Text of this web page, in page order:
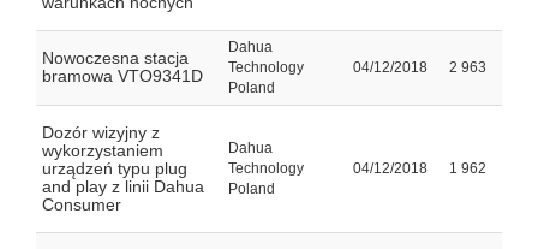
Nowoczesna stacja
bramowa VTO9341D
Dahua
Technology
Poland
04/12/2018 2 963
Dozór wizyjny z
wykorzystaniem
urządzeń typu plug
and play z linii Dahua
Consumer
Dahua
Technology
Poland
04/12/2018 1 962